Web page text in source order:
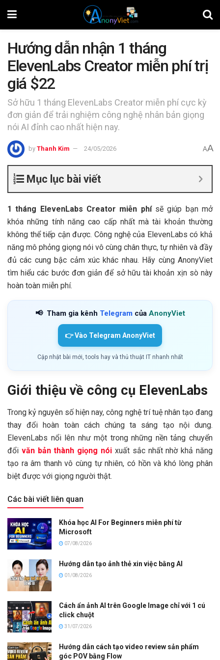
Hướng dẫn nhận 1 tháng
ElevenLabs Creator miễn phí trị
giá $22
Sở hữu 1 tháng ElevenLabs Creator miễn phí cực kỳ
đơn giản để trải nghiệm công nghệ nhân bản giọng
nói AI đỉnh cao nhất hiện nay.
by Thanh Kim 24/05/2026 AA
Mục lục bài viết
1 tháng ElevenLabs Creator miễn phísẽ giúp bạn mở
khóa những tính năng cao cấp nhất mà tài khoản thường
không thể tiếp cận được. Công nghệ của ElevenLabs có khả
năng mô phỏng giọng nói vô cùng chân thực, tự nhiên và đầy
đủ các cung bậc cảm xúc khác nhau. Hãy cùng AnonyViet
tìm hiểu các bước đơn giản để sở hữu tài khoản xịn sò này
hoàn toàn miễn phí.
📢 Tham gia kênh Telegram của AnonyViet
👉 Vào Telegram AnonyViet
Cập nhật bài mới, tools hay và thủ thuật IT nhanh nhất
Giới thiệu về công cụ ElevenLabs
Trong kỷ nguyên số hiện nay, công nghệ trí tuệ nhân tạo đang
thay đổi hoàn toàn cách chúng ta sáng tạo nội dung.
ElevenLabs nổi lên như một trong những nền tảng chuyển
đổi văn bản thành giọng nói xuất sắc nhất nhờ khả năng
tạo ra âm thanh vô cùng tự nhiên, có hồn và khó lòng phân
biệt được với giọng người thật.
Các bài viết liên quan
Khóa học AI For Beginners miễn phí từ
Microsoft
07/08/2026
Hướng dẫn tạo ảnh thẻ xin việc bằng AI
01/08/2026
Cách ẩn ảnh AI trên Google Image chỉ với 1 cú
click chuột
31/07/2026
Hướng dẫn cách tạo video review sản phẩm
góc POV bằng Flow